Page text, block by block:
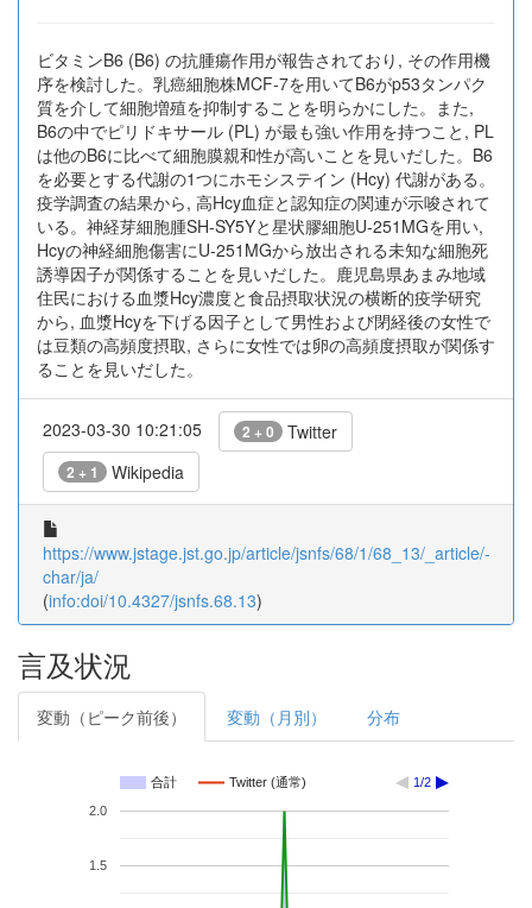
ビタミンB6 (B6) の抗腫瘍作用が報告されており, その作用機
序を検討した。乳癌細胞株MCF-7を用いてB6がp53タンパク
質を介して細胞増殖を抑制することを明らかにした。また,
B6の中でピリドキサール (PL) が最も強い作用を持つこと, PL
は他のB6に比べて細胞膜親和性が高いことを見いだした。B6
を必要とする代謝の1つにホモシステイン (Hcy) 代謝がある。
疫学調査の結果から, 高Hcy血症と認知症の関連が示唆されて
いる。神経芽細胞腫SH-SY5Yと星状膠細胞U-251MGを用い,
Hcyの神経細胞傷害にU-251MGから放出される未知な細胞死
誘導因子が関係することを見いだした。鹿児島県あまみ地域
住民における血漿Hcy濃度と食品摂取状況の横断的疫学研究
から, 血漿Hcyを下げる因子として男性および閉経後の女性で
は豆類の高頻度摂取, さらに女性では卵の高頻度摂取が関係す
ることを見いだした。
2023-03-30 10:21:05 2 + 0 Twitter
2 + 1 Wikipedia
https://www.jstage.jst.go.jp/article/jsnfs/68/1/68_13/_article/-
char/ja/
(info:doi/10.4327/jsnfs.68.13)
言及状況
変動（ピーク前後） 変動（月別） 分布
合計 Twitter (通常) 1/2
1.5
2.0